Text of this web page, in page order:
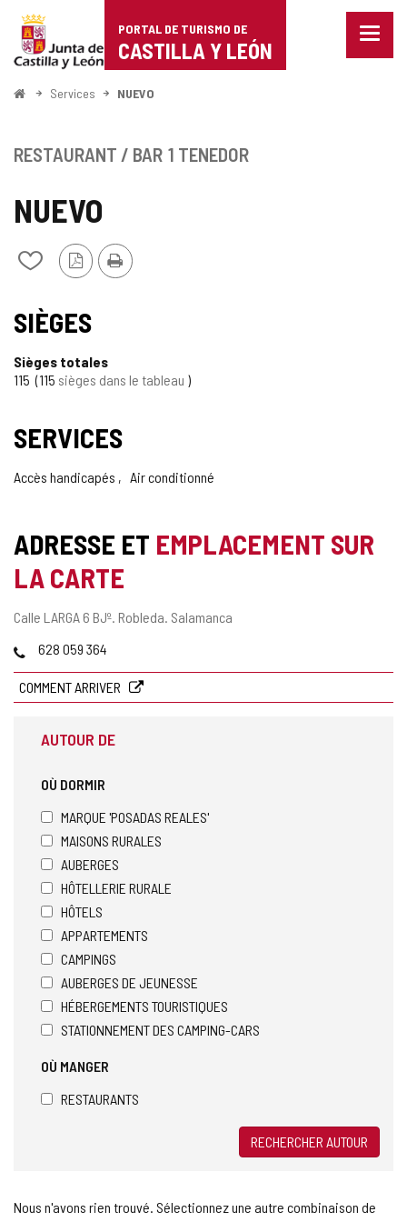
Portal
de
Turismo
Castilla
León
PORTAL DE TURISMO DE
CASTILLA Y LEÓN
Menu
<
Services NUEVO
NUEVO
Ajouter/retirer
de
cahiers
Version
PDF
Imprimer
RESTAURANT / BAR 1 TENEDOR
SIÈGES
Sièges totales
115
115 sièges dans le tableau
SERVICES
Accès handicapés Air conditionné
ADRESSE ET EMPLACEMENT SUR
LA CARTE
Adresse
Calle LARGA 6 BJº. Robleda. Salamanca
Téléphones
628 059 364
COMMENT ARRIVER
AUTOUR DE
OÙ DORMIR
MARQUE 'POSADAS REALES'
MAISONS RURALES
AUBERGES
HÔTELLERIE RURALE
HÔTELS
APPARTEMENTS
CAMPINGS
AUBERGES DE JEUNESSE
HÉBERGEMENTS TOURISTIQUES
STATIONNEMENT DES CAMPING-CARS
OÙ MANGER
RESTAURANTS
RECHERCHER AUTOUR
Nous n'avons rien trouvé. Sélectionnez une autre combinaison de